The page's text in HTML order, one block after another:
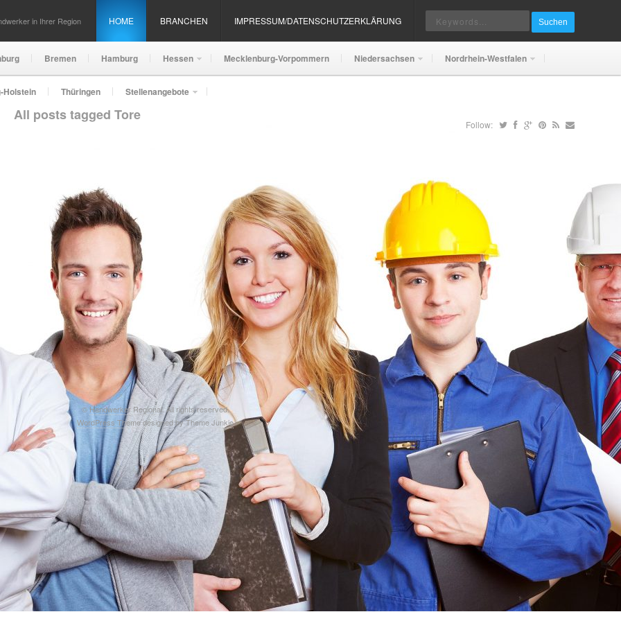
in Ihrer Region HOME BRANCHEN IMPRESSUM/DATENSCHUTZERKLÄRUNG Suchen
Bremen Hamburg Hessen Mecklenburg-Vorpommern Niedersachsen Nordrhein-Westfalen
Holstein Thüringen Stellenangebote
Follow:
All posts tagged Tore
©Handwerker Regional. All rights reserved.
WordPress Themedesigned byTheme Junkie